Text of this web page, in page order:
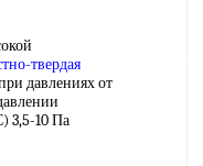
твердая
давлениях от
3,5-10 Па